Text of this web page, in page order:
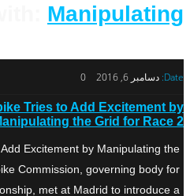
Manipulating
Date: دسامبر 6, 2016 0
Tries to Add Excitement by
the Grid for Race 2
Excitement by Manipulating the
Commission, governing body for
met at Madrid to introduce a